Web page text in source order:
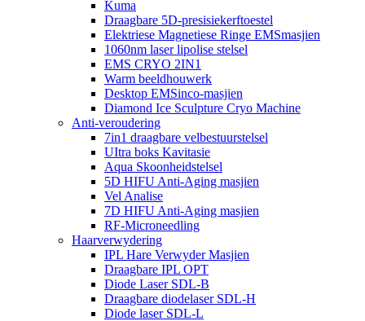
Kuma
Draagbare 5D-presisiekerftoestel
Elektriese Magnetiese Ringe EMSmasjien
1060nm laser lipolise stelsel
EMS CRYO 2IN1
Warm beeldhouwerk
Desktop EMSinco-masjien
Diamond Ice Sculpture Cryo Machine
Anti-veroudering
7in1 draagbare velbestuurstelsel
UItra boks Kavitasie
Aqua Skoonheidstelsel
5D HIFU Anti-Aging masjien
Vel Analise
7D HIFU Anti-Aging masjien
RF-Microneedling
Haarverwydering
IPL Hare Verwyder Masjien
Draagbare IPL OPT
Diode Laser SDL-B
Draagbare diodelaser SDL-H
Diode laser SDL-L